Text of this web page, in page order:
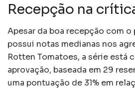
Recepção na
Apesar da boa recepção com
possui notas medianas nos
Rotten Tomatoes, a série está
aprovação, baseada em 29
uma pontuação de 31% em